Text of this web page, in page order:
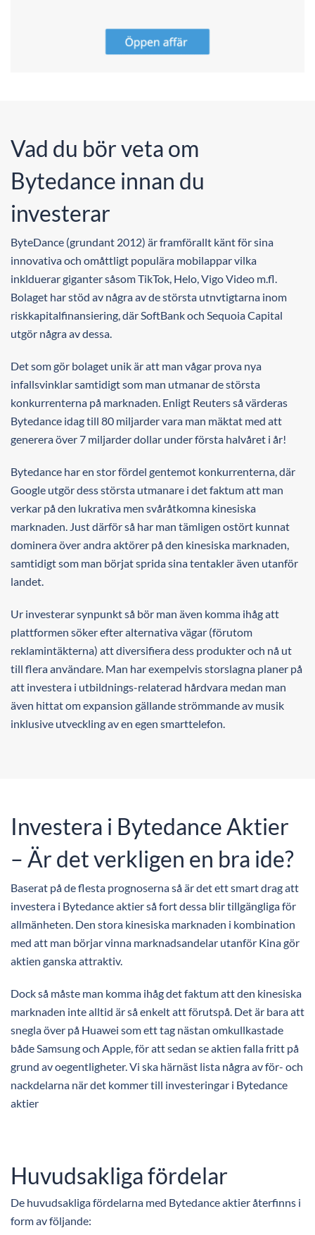
Vad du bör veta om
Bytedance innan du
investerar
ByteDance (grundant 2012) är framförallt känt för sina
innovativa och omåttligt populära mobilappar vilka
inklduerar giganter såsom TikTok, Helo, Vigo Video m.fl.
Bolaget har stöd av några av de största utnvtigtarna inom
riskkapitalfinansiering, där SoftBank och Sequoia Capital
utgör några av dessa.
Det som gör bolaget unik är att man vågar prova nya
infallsvinklar samtidigt som man utmanar de största
konkurrenterna på marknaden. Enligt Reuters så värderas
Bytedance idag till 80 miljarder vara man mäktat med att
generera över 7 miljarder dollar under första halvåret i år!
Bytedance har en stor fördel gentemot konkurrenterna, där
Google utgör dess största utmanare i det faktum att man
verkar på den lukrativa men svåråtkomna kinesiska
marknaden. Just därför så har man tämligen ostört kunnat
dominera över andra aktörer på den kinesiska marknaden,
samtidigt som man börjat sprida sina tentakler även utanför
landet.
Ur investerar synpunkt så bör man även komma ihåg att
plattformen söker efter alternativa vägar (förutom
reklamintäkterna) att diversifiera dess produkter och nå ut
till flera användare. Man har exempelvis storslagna planer på
att investera i utbildnings-relaterad hårdvara medan man
även hittat om expansion gällande strömmande av musik
inklusive utveckling av en egen smarttelefon.
Investera i Bytedance Aktier
– Är det verkligen en bra ide?
Baserat på de flesta prognoserna så är det ett smart drag att
investera i Bytedance aktier så fort dessa blir tillgängliga för
allmänheten. Den stora kinesiska marknaden i kombination
med att man börjar vinna marknadsandelar utanför Kina gör
aktien ganska attraktiv.
Dock så måste man komma ihåg det faktum att den kinesiska
marknaden inte alltid är så enkelt att förutspå. Det är bara att
snegla över på Huawei som ett tag nästan omkullkastade
både Samsung och Apple, för att sedan se aktien falla fritt på
grund av oegentligheter. Vi ska härnäst lista några av för- och
nackdelarna när det kommer till investeringar i Bytedance
aktier
Huvudsakliga fördelar
De huvudsakliga fördelarna med Bytedance aktier återfinns i
form av följande: